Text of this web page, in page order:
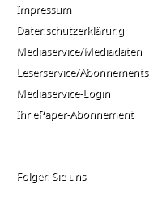
Impressum
Datenschutzerklärung
Mediaservice/Mediadaten
Leserservice/Abonnements
Mediaservice-Login
Ihr ePaper-Abonnement
Folgen Sie uns